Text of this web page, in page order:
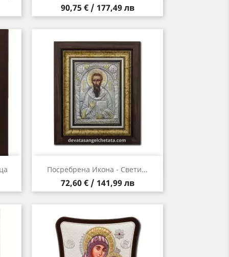
Цена
90,75 € / 177,49 лв
Посребрена Икона - Свети...
Цена
72,60 € / 141,99 лв
Бърз преглед